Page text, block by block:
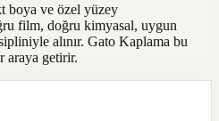
boya ve özel yüzey
film, doğru kimyasal, uygun
alınır. Gato Kaplama bu
araya getirir.